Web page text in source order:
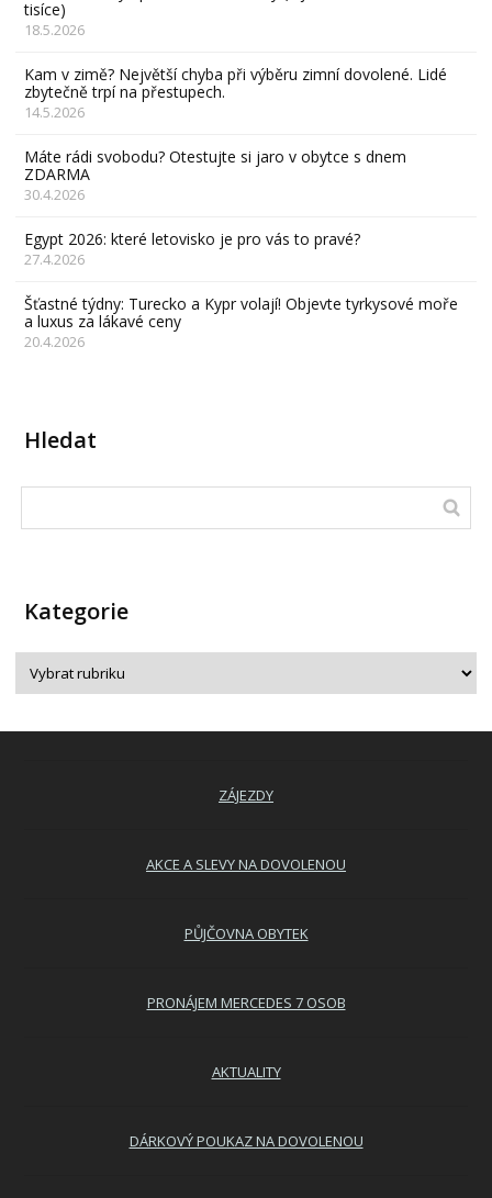
tisíce)
18.5.2026
Kam v zimě? Největší chyba při výběru zimní dovolené. Lidé
zbytečně trpí na přestupech.
14.5.2026
Máte rádi svobodu? Otestujte si jaro v obytce s dnem
ZDARMA
30.4.2026
Egypt 2026: které letovisko je pro vás to pravé?
27.4.2026
Šťastné týdny: Turecko a Kypr volají! Objevte tyrkysové moře
a luxus za lákavé ceny
20.4.2026
Hledat
Kategorie
ZÁJEZDY
AKCE A SLEVY NA DOVOLENOU
PŮJČOVNA OBYTEK
PRONÁJEM MERCEDES 7 OSOB
AKTUALITY
DÁRKOVÝ POUKAZ NA DOVOLENOU